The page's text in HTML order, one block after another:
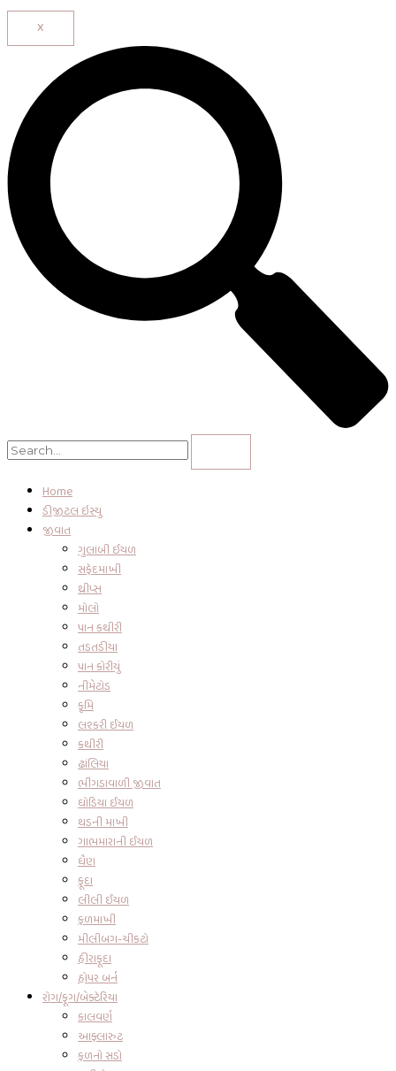
X
Home
ડીજીટલ ઇસ્યુ
જીવાત
ગુલાબી ઈયળ
સફેદમાખી
થ્રીપ્સ
મોલો
પાન કથીરી
તડતડીયા
પાન કોરીયું
નીમેટોડ
કૃમિ
લશ્કરી ઈયળ
કથીરી
ઢાંલિયા
ભીંગડાવાળી જીવાત
ઘોડિયા ઈયળ
થડની માખી
ગાભમારાની ઈયળ
ધૈણ
ફૂદા
લીલી ઈયળ
ફળમાખી
મીલીબગ-ચીકટો
હીરાફૂદા
હોપર બર્ન
રોગ/ફૂગ/બેક્ટેરિયા
કાલવર્ણ
આફ્લારુટ
ફળનો સડો